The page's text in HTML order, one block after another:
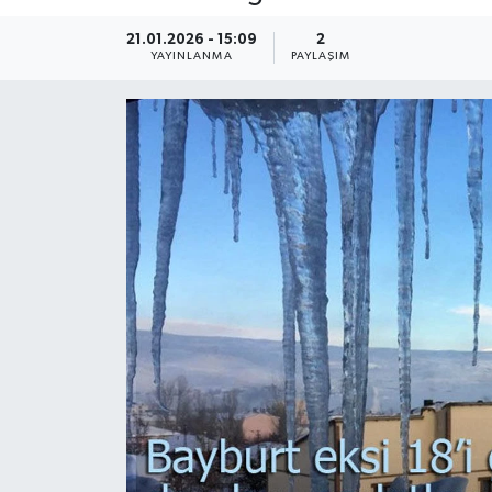
21.01.2026 - 15:09
YAYINLANMA
2
PAYLAŞIM